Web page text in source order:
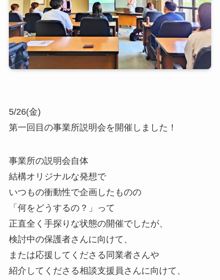
5/26(金)
第一回目の事業所説明会を開催しました！
事業所の説明会自体
結構オリジナルな発想で
いつもの衝動性で企画したものの
「何をどうするの？」って
正直全く手探りな状態の開催でしたが、
検討中の保護者さんに向けて、
または応援してくださる同業者さんや
紹介してくださる相談支援員さんに向けて、